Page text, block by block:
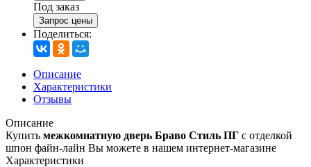
Под заказ
Запрос цены
Поделиться:
Описание
Характеристики
Отзывы
Описание
Купить межкомнатную дверь Браво Стиль ПГ с отделкой
шпон файн-лайн Вы можете в нашем интернет-магазине
Характеристики